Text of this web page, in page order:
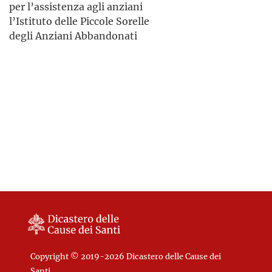
per l’assistenza agli anziani
l’Istituto delle Piccole Sorelle
degli Anziani Abbandonati
Copyright © 2019-2026 Dicastero delle Cause dei